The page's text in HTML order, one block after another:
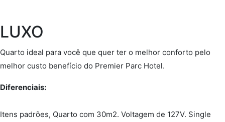
LUXO
Quarto ideal para você que quer ter o melhor conforto pelo
melhor custo benefício do Premier Parc Hotel.
Diferenciais:
Itens padrões, Quarto com 30m2. Voltagem de 127V. Single